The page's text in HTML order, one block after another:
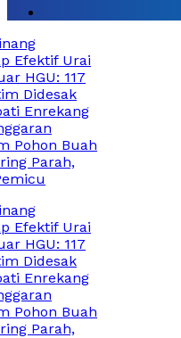
Urai
117
Enrekang
Buah
Parah,
Urai
117
Enrekang
Buah
Parah,